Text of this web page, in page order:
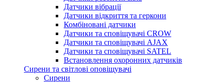
Датчики вібрації
Датчики відкриття та геркони
Комбіновані датчики
Датчики та сповіщувачі CROW
Датчики та сповіщувачі AJAX
Датчики та сповіщувачі SATEL
Встановлення охоронних датчиків
Сирени та світлові оповіщувачі
Сирени